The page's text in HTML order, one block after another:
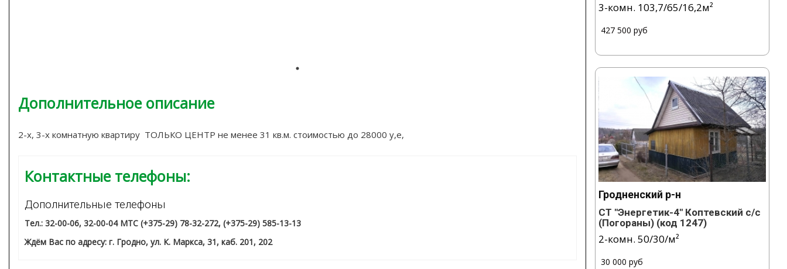
Дополнительное описание
2-х, 3-х комнатную квартиру ТОЛЬКО ЦЕНТР не менее 31 кв.м. стоимостью до 28000 у,е,
Контактные телефоны:
Дополнительные телефоны
Тел.: 32-00-06, 32-00-04 МТС (+375-29) 78-32-272, (+375-29) 585-13-13
Ждём Вас по адресу: г. Гродно, ул. К. Маркса, 31, каб. 201, 202
3-комн. 103,7/65/16,2м²
427 500 руб
Гродненский р-н
СТ "Энергетик-4" Коптевский с/с
(Погораны)(код 1247)
2-комн. 50/30/м²
30 000 руб